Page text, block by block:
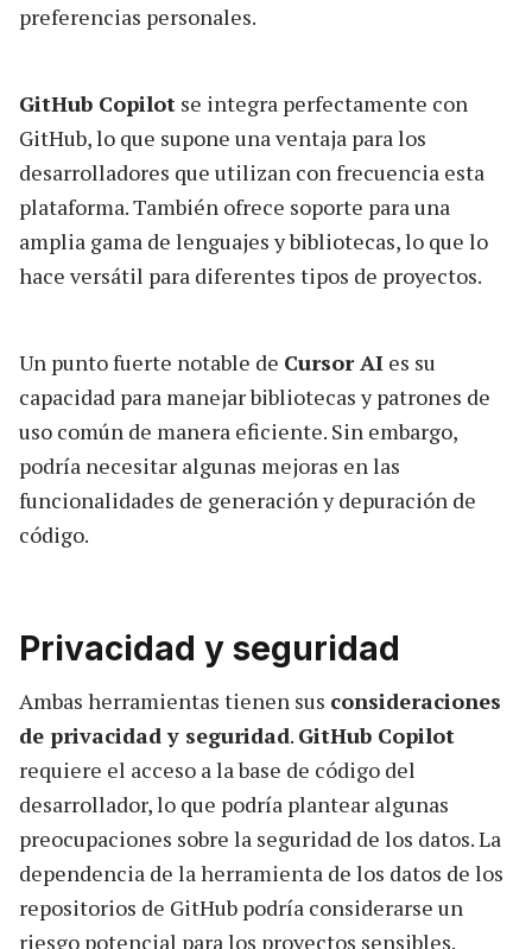
preferencias personales.
GitHub Copilot se integra perfectamente con
GitHub, lo que supone una ventaja para los
desarrolladores que utilizan con frecuencia esta
plataforma. También ofrece soporte para una
amplia gama de lenguajes y bibliotecas, lo que lo
hace versátil para diferentes tipos de proyectos.
Un punto fuerte notable de Cursor AI es su
capacidad para manejar bibliotecas y patrones de
uso común de manera eficiente. Sin embargo,
podría necesitar algunas mejoras en las
funcionalidades de generación y depuración de
código.
Privacidad y seguridad
Ambas herramientas tienen sus consideraciones
de privacidad y seguridad. GitHub Copilot
requiere el acceso a la base de código del
desarrollador, lo que podría plantear algunas
preocupaciones sobre la seguridad de los datos. La
dependencia de la herramienta de los datos de los
repositorios de GitHub podría considerarse un
riesgo potencial para los proyectos sensibles.